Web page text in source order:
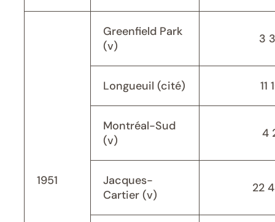
1951
Greenfield Park
(v)
3
Longueuil (cité) 11
Montréal-Sud
(v)
4
Jacques-
Cartier (v)
22